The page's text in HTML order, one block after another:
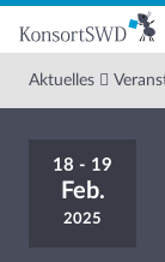
Hauptinhalt
Aktuelles
18 - 19
Feb.
2025